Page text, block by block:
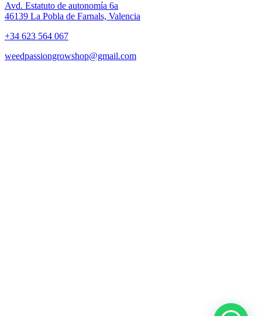
Avd. Estatuto de autonomía 6a
46139 La Pobla de Farnals, Valencia
+34 623 564 067
weedpassiongrowshop@gmail.com